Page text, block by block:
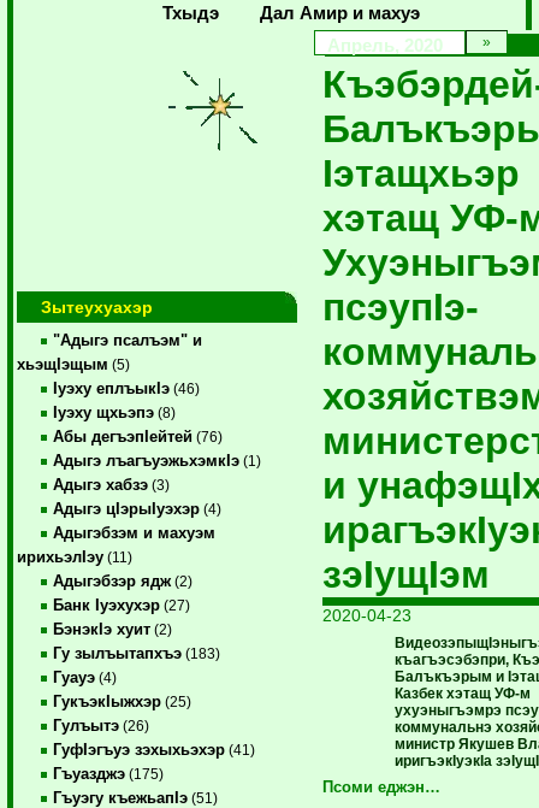
Тхыдэ
Дал Амир и махуэ
Зытеухуахэр
"Адыгэ псалъэм" и
хьэщIэщым (5)
Iуэху еплъыкIэ (46)
Iуэху щхьэпэ (8)
Абы дегъэпIейтей (76)
Адыгэ лъагъуэжьхэмкIэ (1)
Адыгэ хабзэ (3)
Адыгэ цIэрыIуэхэр (4)
Адыгэбзэм и махуэм
ирихьэлIэу (11)
Адыгэбзэр ядж (2)
Банк Iуэхухэр (27)
БэнэкIэ хуит (2)
Гу зылъытапхъэ (183)
Гуауэ (4)
ГукъэкIыжхэр (25)
Гулъытэ (26)
ГуфIэгъуэ зэхыхьэхэр (41)
Гъуазджэ (175)
Гъуэгу къежьапIэ (51)
Апрель, 2020
Iэтащхьэр
хэтащ УФ-
псэупIэ-
и
зэIущIэм
2020-04-23
къагъэсэбэпри,
Балъкъэрым и
Казбек хэтащ УФ-м
ухуэныгъэмрэ
коммунальнэ
министр Якушев
иригъэкIуэкIа
Псоми еджэн…